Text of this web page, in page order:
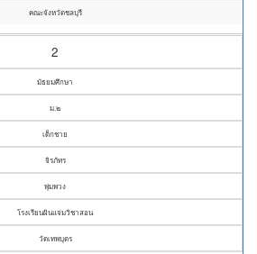
คณะจังหวัดชลบุรี
2
มัธยมศึกษา
ม.๒
เด็กชาย
จิรภัทร
พุ่มพวง
โรงเรียนผินแจ่มวิชาสอน
วัดเทพบุตร